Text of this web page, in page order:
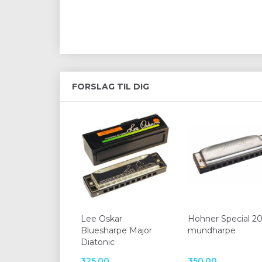
FORSLAG TIL DIG
Lee Oskar
Bluesharpe Major
Diatonic
Hohner Special 20
mundharpe